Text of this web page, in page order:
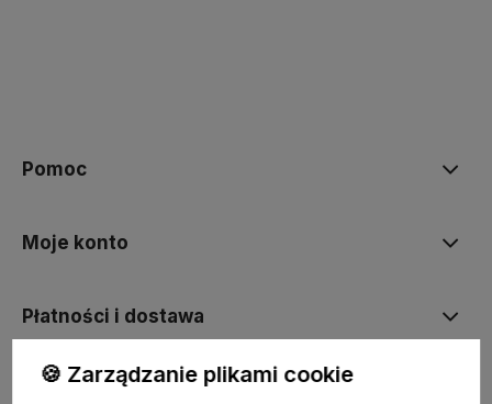
Pomoc
Moje konto
Płatności i dostawa
Informacje
🍪 Zarządzanie plikami cookie